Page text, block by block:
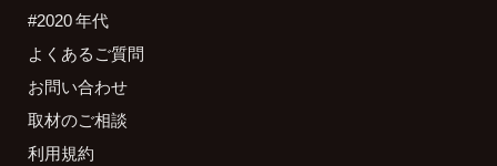
#2020 年代
よくあるご質問
お問い合わせ
取材のご相談
利用規約